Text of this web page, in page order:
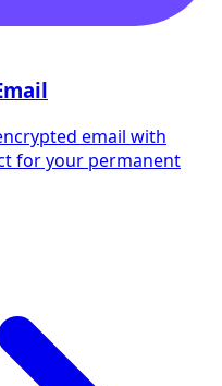
email with
for your permanent